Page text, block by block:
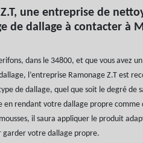
une entreprise de
de dallage à contacter à
dans le 34800, et que vous avez
l’entreprise Ramonage Z.T est
de dallage, quel que soit le degré de
en rendant votre dallage propre comme
il saura appliquer le produit
garder votre dallage propre.